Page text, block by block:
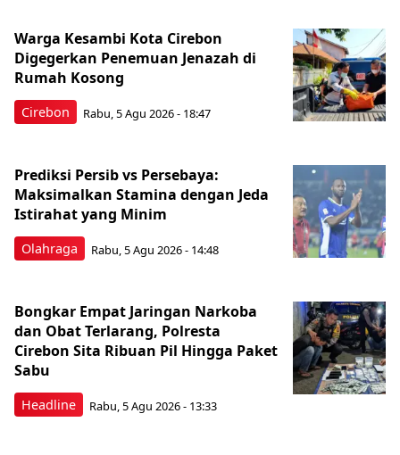
Cirebon
Warga Kesambi Kota Cirebon
Digegerkan Penemuan Jenazah di
Rumah Kosong
Rabu, 5 Agu 2026 - 18:47
Olahraga
Prediksi Persib vs Persebaya:
Maksimalkan Stamina dengan Jeda
Istirahat yang Minim
Rabu, 5 Agu 2026 - 14:48
Headline
Bongkar Empat Jaringan Narkoba
dan Obat Terlarang, Polresta
Cirebon Sita Ribuan Pil Hingga Paket
Sabu
Rabu, 5 Agu 2026 - 13:33